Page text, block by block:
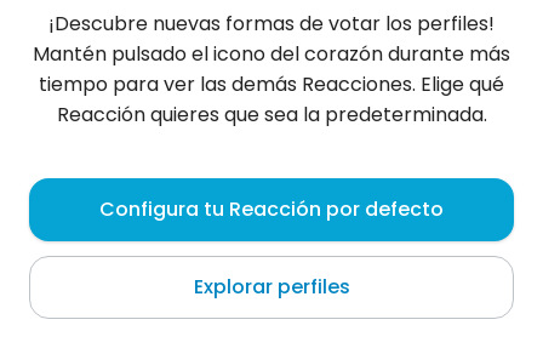
Hakim , 21
Soubré
Szukam przyjacielskiej lub romantycznej relacji 😊
jeśli Ci to przeszkadza, idź dalej.
¡Descubre nuevas formas de votar los perfiles!
Mantén pulsado el icono del corazón durante más
tiempo para ver las demás Reacciones. Elige qué
Reacción quieres que sea la predeterminada.
Configura tu Reacción por defecto
Explorar perfiles